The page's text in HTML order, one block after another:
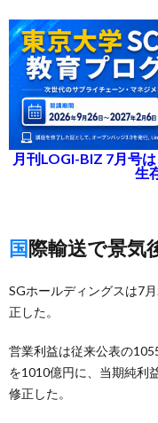
月刊LOGI-BIZ 7月号
生
国際輸送で景
SGホールディングスは7
正した。
営業利益は従来公表の
を1010億円に、当期純利
修正した。